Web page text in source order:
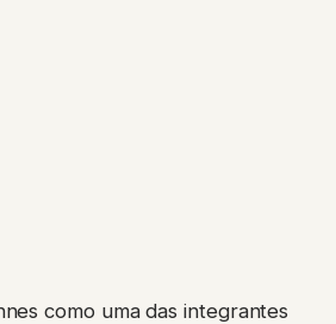
como uma das integrantes